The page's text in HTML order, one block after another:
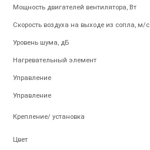
Мощность двигателей вентилятора, Вт
Скорость воздуха на выходе из сопла, м/с
Уровень шума, дБ
Нагревательный элемент
Управление
Управление
Крепление/ установка
Цвет